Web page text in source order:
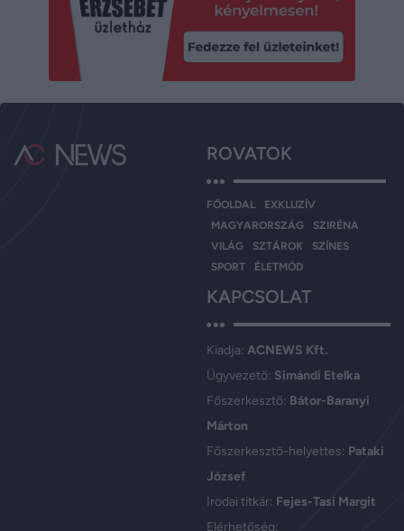
ROVATOK
FŐOLDAL
EXKLUZÍV
MAGYARORSZÁG
SZIRÉNA
VILÁG
SZTÁROK
SZÍNES
SPORT
ÉLETMÓD
KAPCSOLAT
Kiadja: ACNEWS Kft.
Ügyvezető: Simándi Etelka
Főszerkesztő: Bátor-Baranyi
Márton
Főszerkesztő-helyettes: Pataki
József
Irodai titkár: Fejes-Tasi Margit
Elérhetőség: